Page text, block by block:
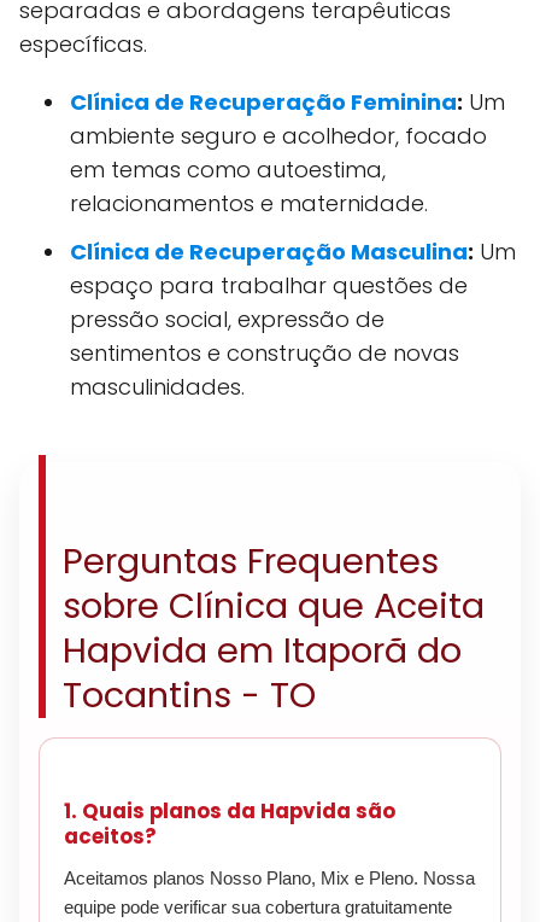
separadas e abordagens terapêuticas
específicas.
Clínica de Recuperação Feminina: Um
ambiente seguro e acolhedor, focado
em temas como autoestima,
relacionamentos e maternidade.
Clínica de Recuperação Masculina: Um
espaço para trabalhar questões de
pressão social, expressão de
sentimentos e construção de novas
masculinidades.
Perguntas Frequentes
sobre Clínica que Aceita
Hapvida em Itaporã do
Tocantins - TO
1. Quais planos da Hapvida são
aceitos?
Aceitamos planos Nosso Plano, Mix e Pleno. Nossa
equipe pode verificar sua cobertura gratuitamente